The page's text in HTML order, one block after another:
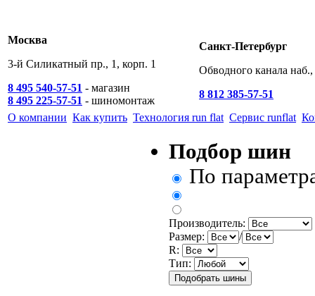
Москва
3-й Силикатный пр., 1, корп. 1
8 495 540-57-51 - магазин
8 495 225-57-51 - шиномонтаж
Санкт-Петербург
Обводного канала
8 812 385-57-51
О компании Как купить Технология run flat Сервис runflat
Подбор шин
По
Производитель:
Размер:
/
R:
Тип: